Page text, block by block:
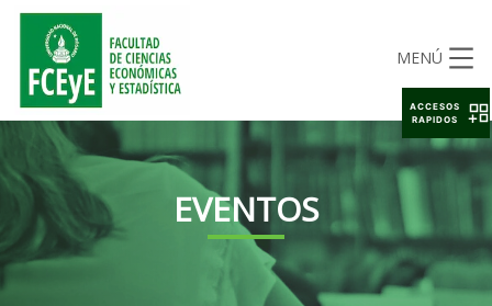
MENÚ
EVENTOS
ACCESOS
RAPIDOS